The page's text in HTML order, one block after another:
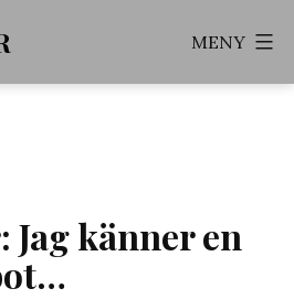
MENY
Jag känner en